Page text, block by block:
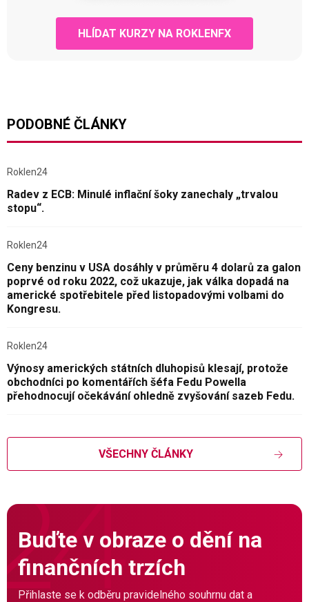
HLÍDAT KURZY NA ROKLENFX
PODOBNÉ ČLÁNKY
Roklen24
Radev z ECB: Minulé inflační šoky zanechaly „trvalou
stopu“.
Roklen24
Ceny benzinu v USA dosáhly v průměru 4 dolarů za galon
poprvé od roku 2022, což ukazuje, jak válka dopadá na
americké spotřebitele před listopadovými volbami do
Kongresu.
Roklen24
Výnosy amerických státních dluhopisů klesají, protože
obchodníci po komentářích šéfa Fedu Powella
přehodnocují očekávání ohledně zvyšování sazeb Fedu.
VŠECHNY ČLÁNKY
Buďte v obraze o dění na
finančních trzích
Přihlaste se k odběru pravidelného souhrnu dat a